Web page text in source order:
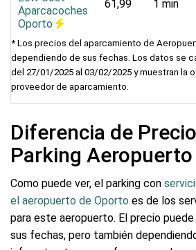
Aparcacoches
Oporto
61,99 1 min
* Los precios del aparcamiento de
dependiendo de sus fechas. Los datos se
del 27/01/2025 al 03/02/2025 y muestran la
proveedor de aparcamiento.
Diferencia de
Parking
Como puede ver, el parking con
el aeropuerto de Oporto es de los
para este aeropuerto. El precio puede
sus fechas, pero también